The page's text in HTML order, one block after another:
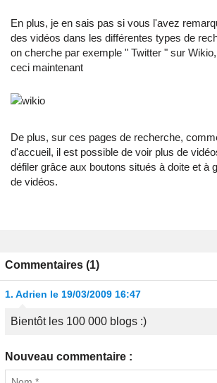
En plus, je en sais pas si vous l'avez
des vidéos dans les différentes types de
on cherche par exemple " Twitter " sur
ceci maintenant
De plus, sur ces pages de recherche,
d'accueil, il est possible de voir plus de
défiler grâce aux boutons situés à doite et à
de vidéos.
Commentaires (1)
1. Adrien le 19/03/2009 16:47
Bientôt les 100 000 blogs :)
Nouveau commentaire :